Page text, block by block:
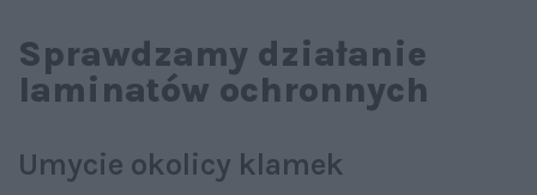
Sprawdzamy działanie
laminatów ochronnych
Umycie okolicy klamek